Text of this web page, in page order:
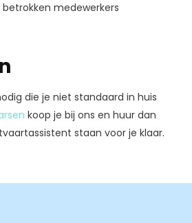
medewerkers
die je niet standaard in huis
koop je bij ons en huur dan
staan voor je klaar.